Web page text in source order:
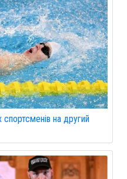
спортсменів на другий